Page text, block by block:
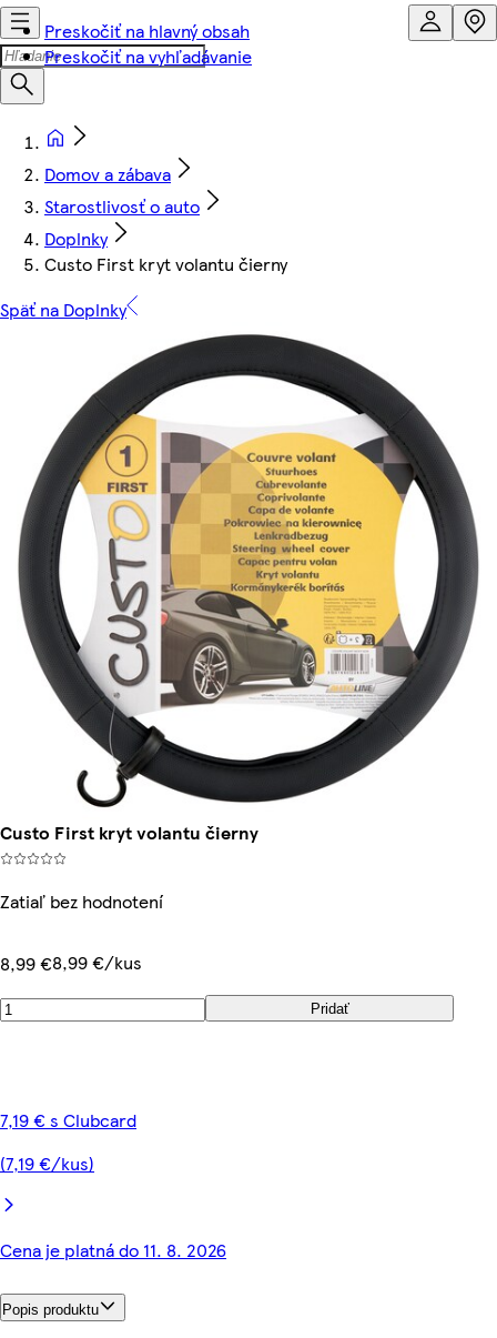
Preskočiť na hlavný obsah
Preskočiť na vyhľadávanie
Domov a zábava
Starostlivosť o auto
Doplnky
Custo First kryt volantu čierny
Späť na Doplnky
Custo First kryt volantu čierny
Zatiaľ bez hodnotení
8,99 €8,99 €/kus
Pridať
7,19 € s Clubcard
(7,19 €/kus)
Cena je platná do 11. 8. 2026
Popis produktu